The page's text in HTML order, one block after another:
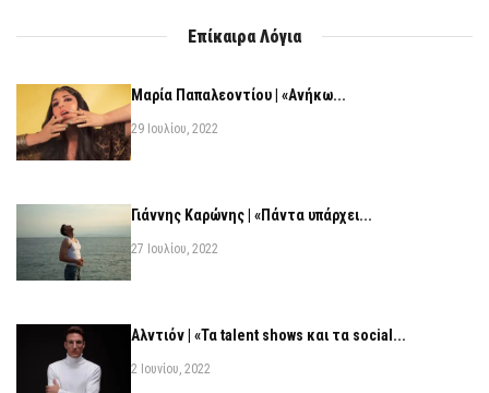
Επίκαιρα Λόγια
Μαρία Παπαλεοντίου | «Ανήκω...
29 Ιουλίου, 2022
Γιάννης Καρώνης | «Πάντα υπάρχει...
27 Ιουλίου, 2022
Αλντιόν | «Τα talent shows και τα social...
2 Ιουνίου, 2022